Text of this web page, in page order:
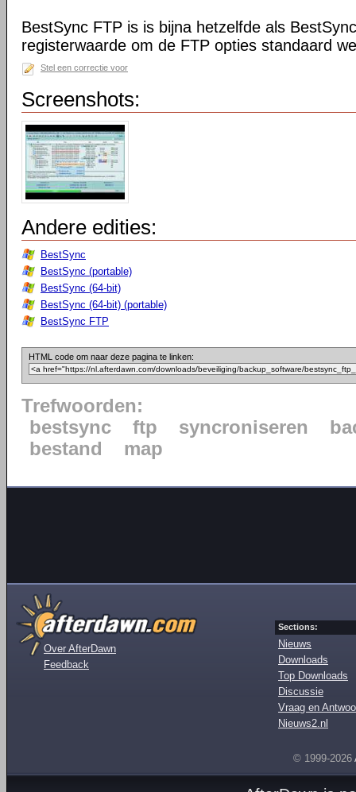
BestSync FTP is is bijna hetzelfde als
registerwaarde om de FTP opties standaard
Stel een correctie voor
Screenshots:
Andere edities:
BestSync
BestSync (portable)
BestSync (64-bit)
BestSync (64-bit) (portable)
BestSync FTP
HTML code om naar deze pagina te linken:
Trefwoorden:
bestsync
ftp syncroniseren
bestand
map
Over AfterDawn
Feedback
Sections:
Nieuws
Downloads
Top Downloads
Discussie
Vraag en
Nieuws2.nl
© 1999-2026